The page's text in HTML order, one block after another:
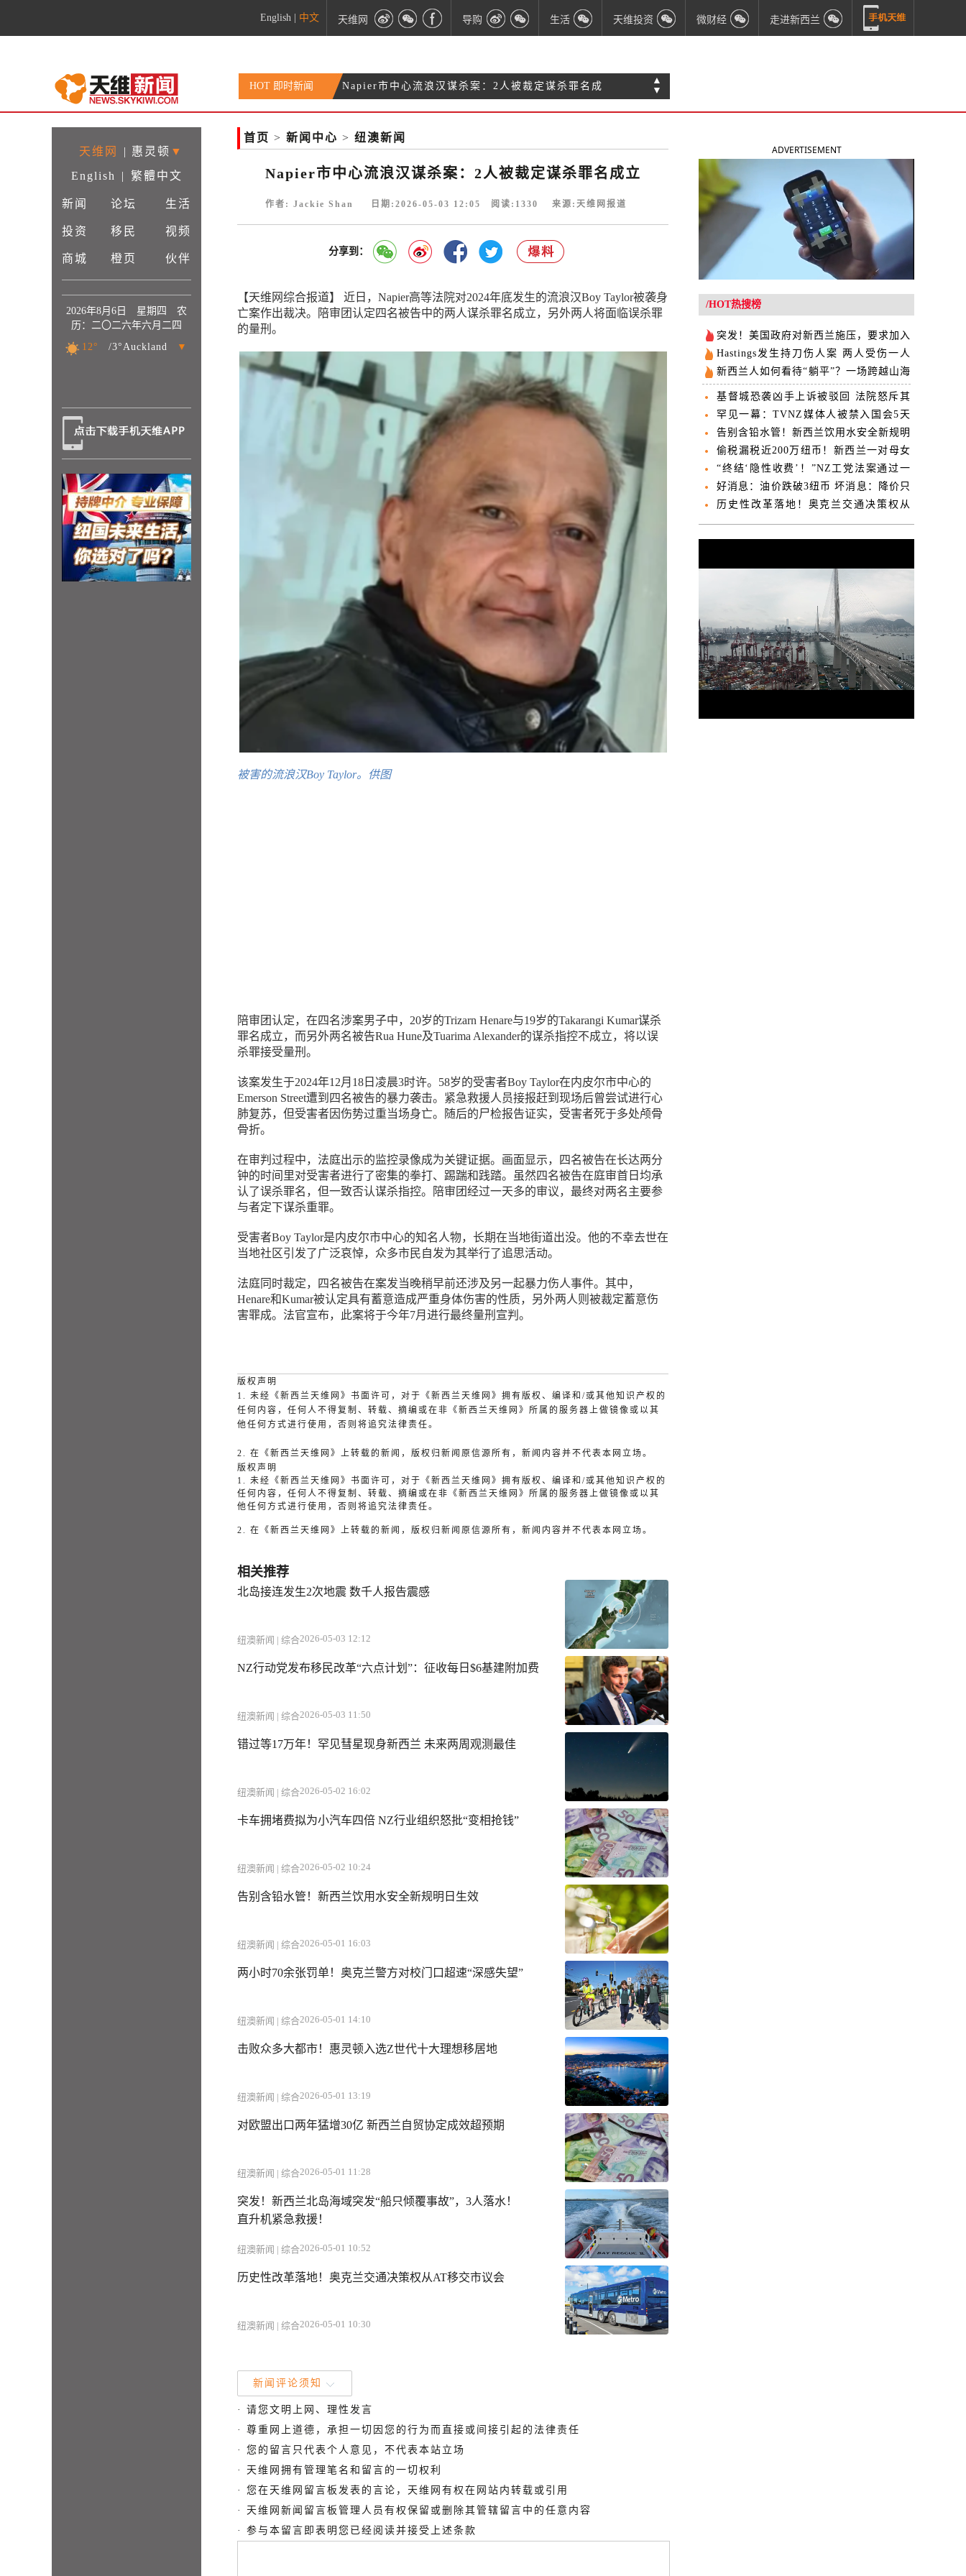
English 中文 天维网 导购 生活 天维投资 微财经 走进新西兰
HOT 即时新闻
Napier市中心流浪汉谋杀案：2人被裁定谋杀罪名成
立
NZ行动党发布移民改革“六点计划”：征收每日$6基建
罕见一幕：TVNZ媒体人被禁入国会5天 “政治肥皂
剧”持续发酵
北岛接连发生2次地震 数千人报告震感
▲
▼
天维网 | 惠灵顿 ▼
English
| 繁體中文
新闻 论坛 生活
投资 移民 视频
商城 橙页 伙伴
2026年8月6日 星期四 农
历：二〇二六年六月二四
12°
/3°Auckland ▼
首页 > 新闻中心 > 纽澳新闻
Napier市中心流浪汉谋杀案：2人被裁定谋杀罪名成立
作者: Jackie Shan 日期:2026-05-03 12:05 阅读: 1330 来源:天维网报道
分享到：
【天维网综合报道】 近日，Napier高等法院对2024年底发生的流浪汉Boy Taylor被袭身
亡案作出裁决。陪审团认定四名被告中的两人谋杀罪名成立，另外两人将面临误杀罪
的量刑。
被害的流浪汉Boy Taylor。供图
陪审团认定，在四名涉案男子中，20岁的Trizarn Henare与19岁的Takarangi Kumar谋杀
罪名成立，而另外两名被告Rua Hune及Tuarima Alexander的谋杀指控不成立，将以误
杀罪接受量刑。
该案发生于2024年12月18日凌晨3时许。58岁的受害者Boy Taylor在内皮尔市中心的
Emerson Street遭到四名被告的暴力袭击。紧急救援人员接报赶到现场后曾尝试进行心
肺复苏，但受害者因伤势过重当场身亡。随后的尸检报告证实，受害者死于多处颅骨
骨折。
在审判过程中，法庭出示的监控录像成为关键证据。画面显示，四名被告在长达两分
钟的时间里对受害者进行了密集的拳打、踢踹和践踏。虽然四名被告在庭审首日均承
认了误杀罪名，但一致否认谋杀指控。陪审团经过一天多的审议，最终对两名主要参
与者定下谋杀重罪。
受害者Boy Taylor是内皮尔市中心的知名人物，长期在当地街道出没。他的不幸去世在
当地社区引发了广泛哀悼，众多市民自发为其举行了追思活动。
法庭同时裁定，四名被告在案发当晚稍早前还涉及另一起暴力伤人事件。其中，
Henare和Kumar被认定具有蓄意造成严重身体伤害的性质，另外两人则被裁定蓄意伤
害罪成。法官宣布，此案将于今年7月进行最终量刑宣判。
版权声明
1. 未经《新西兰天维网》书面许可，对于《新西兰天维网》拥有版权、编译和/或其他知识产权的
任何内容，任何人不得复制、转载、摘编或在非《新西兰天维网》所属的服务器上做镜像或以其
他任何方式进行使用，否则将追究法律责任。
2. 在《新西兰天维网》上转载的新闻，版权归新闻原信源所有，新闻内容并不代表本网立场。
版权声明
1. 未经《新西兰天维网》书面许可，对于《新西兰天维网》拥有版权、编译和/或其他知识产权的
任何内容，任何人不得复制、转载、摘编或在非《新西兰天维网》所属的服务器上做镜像或以其
他任何方式进行使用，否则将追究法律责任。
2. 在《新西兰天维网》上转载的新闻，版权归新闻原信源所有，新闻内容并不代表本网立场。
相关推荐
北岛接连发生2次地震 数千人报告震感
纽澳新闻 | 综合2026-05-03 12:12
NZ行动党发布移民改革“六点计划”：征收每日$6基建附加费
纽澳新闻 | 综合2026-05-03 11:50
错过等17万年！罕见彗星现身新西兰 未来两周观测最佳
纽澳新闻 | 综合2026-05-02 16:02
卡车拥堵费拟为小汽车四倍 NZ行业组织怒批“变相抢钱”
纽澳新闻 | 综合2026-05-02 10:24
告别含铅水管！新西兰饮用水安全新规明日生效
纽澳新闻 | 综合2026-05-01 16:03
两小时70余张罚单！奥克兰警方对校门口超速“深感失望”
纽澳新闻 | 综合2026-05-01 14:10
击败众多大都市！惠灵顿入选Z世代十大理想移居地
纽澳新闻 | 综合2026-05-01 13:19
对欧盟出口两年猛增30亿 新西兰自贸协定成效超预期
纽澳新闻 | 综合2026-05-01 11:28
突发！新西兰北岛海域突发“船只倾覆事故”，3人落水！
直升机紧急救援！
纽澳新闻 | 综合2026-05-01 10:52
历史性改革落地！奥克兰交通决策权从AT移交市议会
纽澳新闻 | 综合2026-05-01 10:30
新闻评论须知
· 请您文明上网、理性发言
· 尊重网上道德，承担一切因您的行为而直接或间接引起的法律责任
· 您的留言只代表个人意见，不代表本站立场
· 天维网拥有管理笔名和留言的一切权利
· 您在天维网留言板发表的言论，天维网有权在网站内转载或引用
· 天维网新闻留言板管理人员有权保留或删除其管辖留言中的任意内容
· 参与本留言即表明您已经阅读并接受上述条款
ADVERTISEMENT
/HOT热搜榜
突发！美国政府对新西兰施压，要求加入
新联盟！NZ副总理回应！
Hastings发生持刀伤人案 两人受伤一人
生命垂危
新西兰人如何看待“躺平”？一场跨越山海
的共鸣
基督城恐袭凶手上诉被驳回 法院怒斥其
理由“毫无价值”
罕见一幕：TVNZ媒体人被禁入国会5天
“政治肥皂剧”持续发酵
告别含铅水管！新西兰饮用水安全新规明
日生效
偷税漏税近200万纽币！新西兰一对母女
被判居家监禁
“终结‘隐性收费’！”NZ工党法案通过一
读！“新西兰人每年为此多付7.43亿纽
币！”
好消息：油价跌破3纽币 坏消息：降价只
是一时
历史性改革落地！奥克兰交通决策权从
AT移交市议会